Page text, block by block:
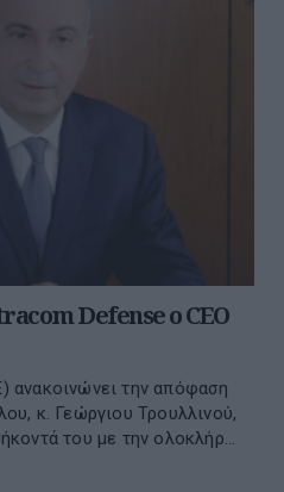
Defense ο CEO
ανακοινώνει την απόφαση
κ. Γεώργιου Τρουλλινού,
του με την ολοκλήρ...